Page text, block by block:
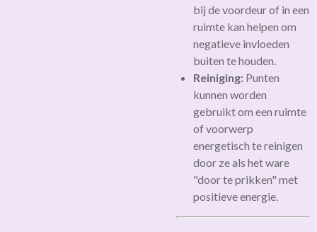
bij de voordeur of in een
ruimte kan helpen om
negatieve invloeden
buiten te houden.
Reiniging: Punten
kunnen worden
gebruikt om een ruimte
of voorwerp
energetisch te reinigen
door ze als het ware
"door te prikken" met
positieve energie.